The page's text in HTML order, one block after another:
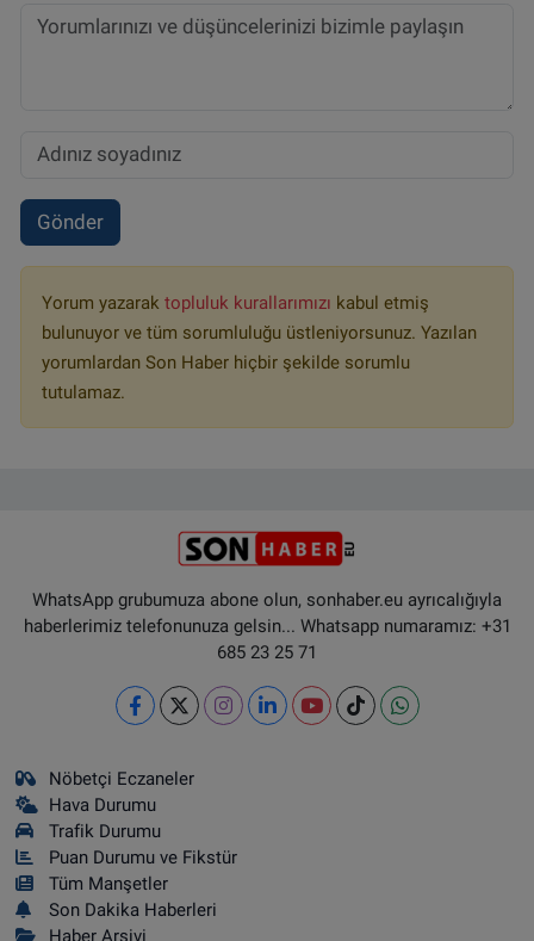
Gönder
Yorum yazarak topluluk kurallarımızı kabul etmiş
bulunuyor ve tüm sorumluluğu üstleniyorsunuz. Yazılan
yorumlardan Son Haber hiçbir şekilde sorumlu
tutulamaz.
WhatsApp grubumuza abone olun, sonhaber.eu ayrıcalığıyla
haberlerimiz telefonunuza gelsin... Whatsapp numaramız: +31
685 23 25 71
Nöbetçi Eczaneler
Hava Durumu
Trafik Durumu
Puan Durumu ve Fikstür
Tüm Manşetler
Son Dakika Haberleri
Haber Arşivi